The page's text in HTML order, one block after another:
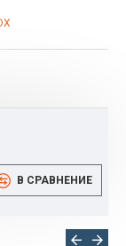
В СРАВНЕНИЕ